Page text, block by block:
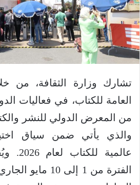
تشارك وزارة الثقافة، من
العامة للكتاب، في فعاليات
والذي يأتي ضمن سياق
عالمية
الفترة من 1 إلى